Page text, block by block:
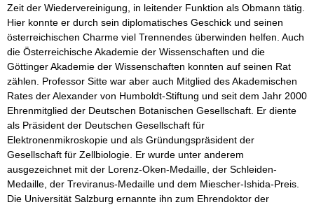
Zeit der Wiedervereinigung, in leitender Funktion als Obmann tätig.
Hier konnte er durch sein diplomatisches Geschick und seinen
österreichischen Charme viel Trennendes überwinden helfen. Auch
die Österreichische Akademie der Wissenschaften und die
Göttinger Akademie der Wissenschaften konnten auf seinen Rat
zählen. Professor Sitte war aber auch Mitglied des Akademischen
Rates der Alexander von Humboldt-Stiftung und seit dem Jahr 2000
Ehrenmitglied der Deutschen Botanischen Gesellschaft. Er diente
als Präsident der Deutschen Gesellschaft für
Elektronenmikroskopie und als Gründungspräsident der
Gesellschaft für Zellbiologie. Er wurde unter anderem
ausgezeichnet mit der Lorenz-Oken-Medaille, der Schleiden-
Medaille, der Treviranus-Medaille und dem Miescher-Ishida-Preis.
Die Universität Salzburg ernannte ihn zum Ehrendoktor der